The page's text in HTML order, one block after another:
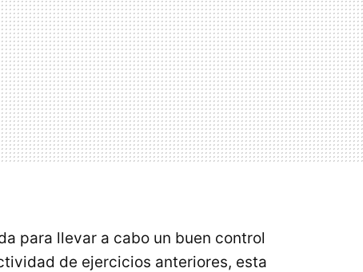
para llevar a cabo un buen control
de ejercicios anteriores, esta